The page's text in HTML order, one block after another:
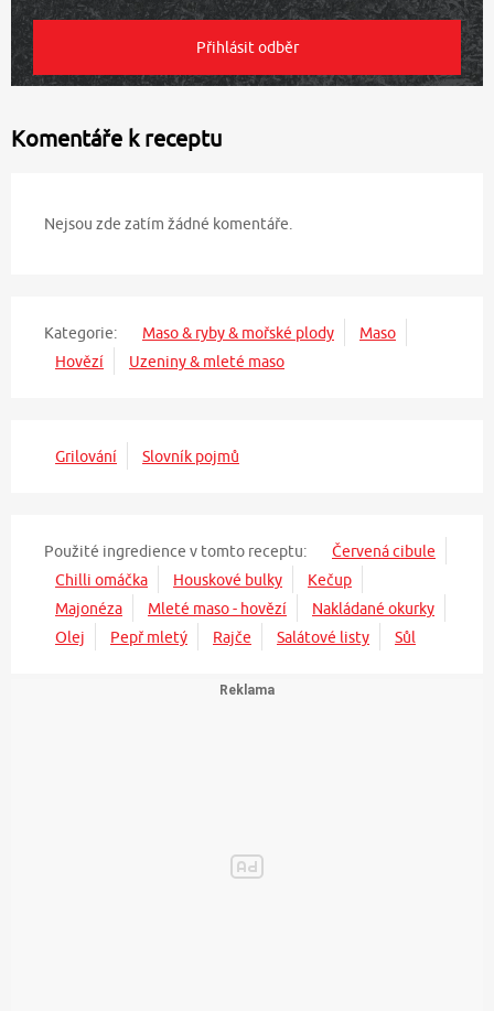
Komentáře k receptu
Nejsou zde zatím žádné komentáře.
Kategorie: Maso & ryby & mořské plody
Maso
Hovězí
Uzeniny & mleté maso
Grilování Slovník pojmů
Použité ingredience v tomto receptu:
Červená cibule
Chilli omáčka
Houskové bulky
Kečup
Majonéza
Mleté maso - hovězí
Nakládané okurky
Olej
Pepř mletý Rajče Salátové listy Sůl